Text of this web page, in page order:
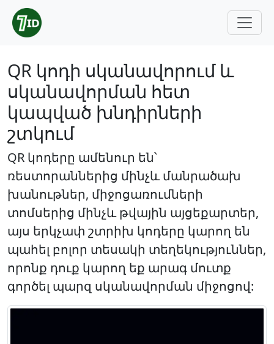
QR կոդի սկանավորում և
սկանավորման հետ
կապված խնդիրների
շտկում
QR կոդերը ամենուր են՝
ռեստորաններից մինչև մանրածախ
խանութներ, միջոցառումների
տոմսերից մինչև թվային այցեքարտեր,
այս երկչափ շտրիխ կոդերը կարող են
պահել բոլոր տեսակի տեղեկություններ,
որոնք դուք կարող եք արագ մուտք
գործել պարզ սկանավորման միջոցով: